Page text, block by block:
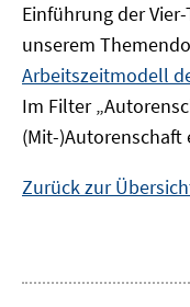
Einführung der
unserem
Arbeitszeitmodell
Im Filter
(Mit-)Autorenschaft
Zurück zur